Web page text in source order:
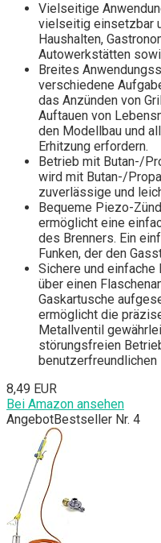
Vielseitige
vielseitig einsetzbar
Haushalten,
Autowerkstätten
Breites
verschiedene
das Anzünden von
Auftauen von
den Modellbau und
Erhitzung erfordern.
Betrieb mit Butan-/
wird mit Butan-/
zuverlässige und
Bequeme Piezo-
ermöglicht eine
des Brenners. Ein
Funken, der den
Sichere und einfache
über einen
Gaskartusche
ermöglicht die
Metallventil
störungsfreien
benutzerfreundlichen
8,49 EUR
Bei Amazon ansehen
AngebotBestseller Nr. 4